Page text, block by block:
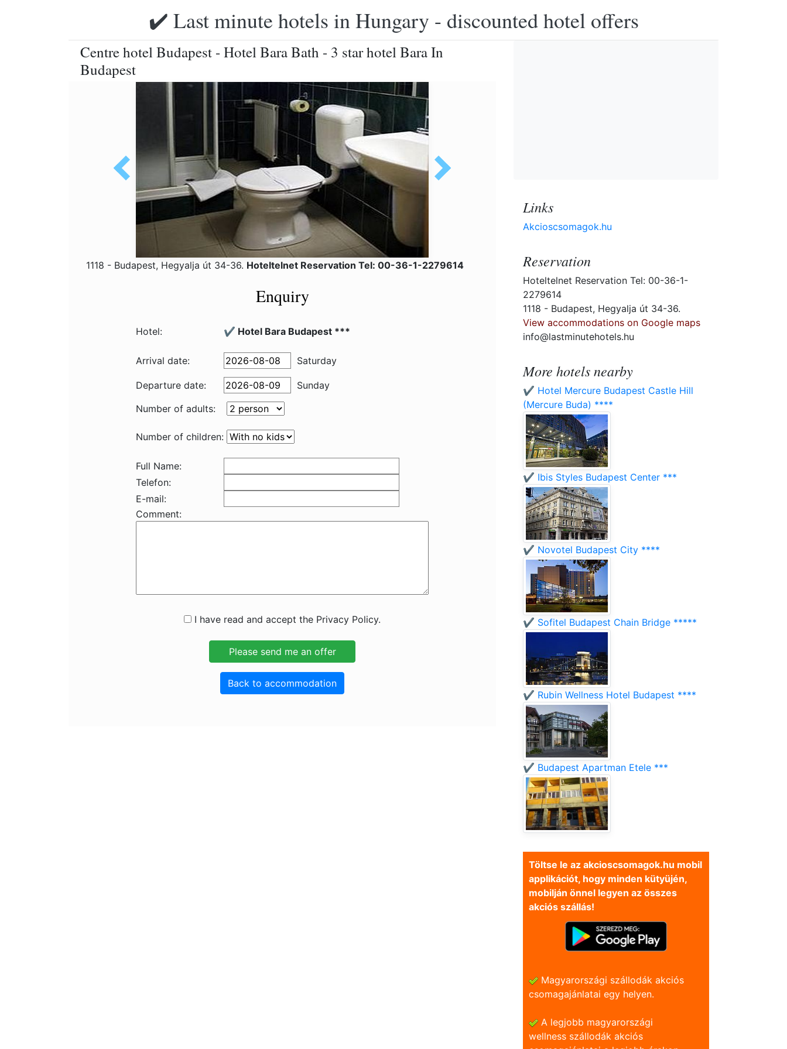
✔️ Last minute hotels in Hungary - discounted hotel offers
Centre hotel Budapest - Hotel Bara Bath - 3 star hotel Bara In
Budapest
1118 - Budapest, Hegyalja út 34-36. Hoteltelnet Reservation Tel: 00-36-1-2279614
Enquiry
Hotel: ✔️ Hotel Bara Budapest ***
Arrival date: Saturday
Departure date:
Sunday
Number of adults:
Number of children:
Full Name:
Telefon:
E-mail:
Comment:
I have read and accept the Privacy Policy.
Back to accommodation
Links
Akcioscsomagok.hu
Reservation
Hoteltelnet Reservation Tel: 00-36-1-
2279614
1118 - Budapest, Hegyalja út 34-36.
View accommodations on Google maps
info@lastminutehotels.hu
More hotels nearby
✔️ Hotel Mercure Budapest Castle Hill
(Mercure Buda) ****
✔️ Ibis Styles Budapest Center ***
✔️ Novotel Budapest City ****
✔️ Sofitel Budapest Chain Bridge *****
✔️ Rubin Wellness Hotel Budapest ****
✔️ Budapest Apartman Etele ***
Töltse le az akcioscsomagok.hu mobil
applikációt, hogy minden kütyüjén,
mobilján önnel legyen az összes
akciós szállás!
Magyarországi szállodák akciós
csomagajánlatai egy helyen.
A legjobb magyarországi
wellness szállodák akciós